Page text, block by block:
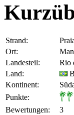
Strand:
Ort:
Landesteil:
Rio
Land:
Kontinent:
Punkte:
Bewertungen: 3